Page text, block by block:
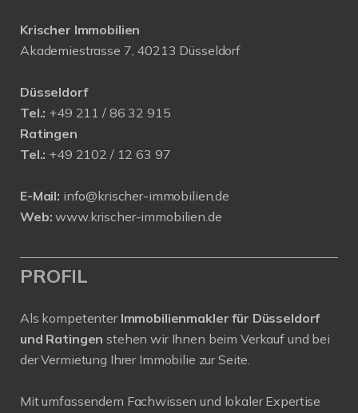
Krischer Immobilien
Akademiestrasse 7, 40213 Düsseldorf
Düsseldorf
Tel.: +49 211 / 86 32 915
Ratingen
Tel.: +49 2102 / 12 63 97
E-Mail: info@krischer-immobilien.de
Web: www.krischer-immobilien.de
PROFIL
Als kompetenter Immobilienmakler für Düsseldorf
und Ratingen stehen wir Ihnen beim Verkauf und bei
der Vermietung Ihrer Immobilie zur Seite.
Mit umfassendem Fachwissen und lokaler Expertise